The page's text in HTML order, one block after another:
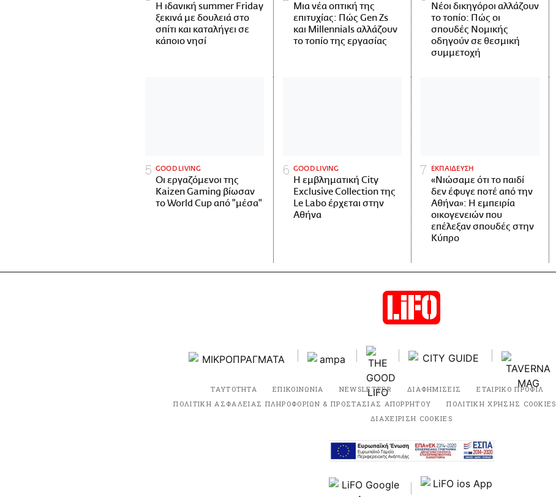
Η ιδανική summer Friday
ξεκινά με δουλειά στο
σπίτι και καταλήγει σε
κάποιο νησί
Μια νέα οπτική της
επιτυχίας: Πώς Gen Zs
και Millennials αλλάζουν
το τοπίο της εργασίας
Νέοι δικηγόροι αλλάζουν
το τοπίο: Πώς οι
σπουδές Νομικής
οδηγούν σε θεσμική
συμμετοχή
GOOD LIVING
Οι εργαζόμενοι της
Kaizen Gaming βίωσαν
το World Cup από "μέσα"
GOOD LIVING
Η εμβληματική City
Exclusive Collection της
Le Labo έρχεται στην
Αθήνα
ΕΚΠΑΙΔΕΥΣΗ
«Νιώσαμε ότι το παιδί
δεν έφυγε ποτέ από την
Αθήνα»: Η εμπειρία
οικογενειών που
επέλεξαν σπουδές στην
Κύπρο
ΤΑΥΤΟΤΗΤΑ ΕΠΙΚΟΙΝΩΝΙΑ NEWSLETTER ΔΙΑΦΗΜΙΣΕΙΣ ΕΤΑΙΡΙΚΟ ΠΡΟΦΙΛ
ΠΟΛΙΤΙΚΗ ΑΣΦΑΛΕΙΑΣ ΠΛΗΡΟΦΟΡΙΩΝ & ΠΡΟΣΤΑΣΙΑΣ ΑΠΟΡΡΗΤΟΥ
ΠΟΛΙΤΙΚΗ ΧΡΗΣΗΣ COOKIES
ΔΙΑΧΕΙΡΙΣΗ COOKIES